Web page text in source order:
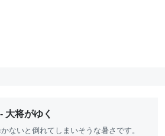
大将がゆく
ないと倒れてしまいそうな暑さです。